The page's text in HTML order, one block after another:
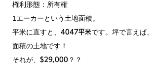
権利形態：所有権
1エーカーという土地面積。
平米に直すと、 4047平米です。坪で言えば、
面積の土地です！
それが、 $29,000？？